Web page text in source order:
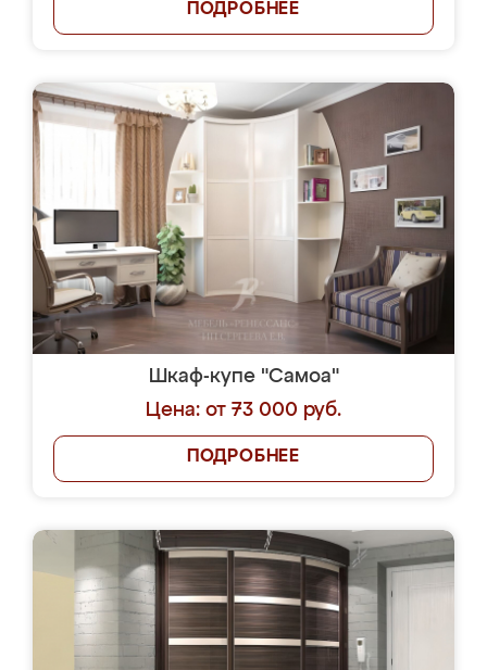
ПОДРОБНЕЕ
Шкаф-купе "Самоа"
Цена: от 73 000 руб.
ПОДРОБНЕЕ